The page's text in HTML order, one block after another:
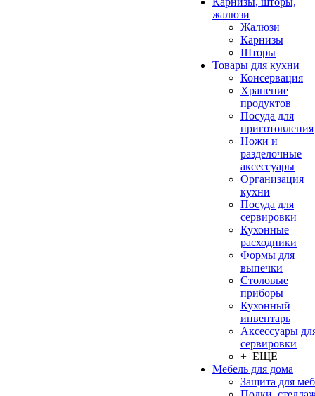
жалюзи
Жалюзи
Карнизы
Шторы
Товары для кухни
Консервация
Хранение
продуктов
Посуда для
приготовления
Ножи и
разделочные
аксессуары
Организация
кухни
Посуда для
сервировки
Кухонные
расходники
Формы для
выпечки
Столовые
приборы
Кухонный
инвентарь
Аксессуары
сервировки
+ ЕЩЕ
Мебель для дома
Защита для